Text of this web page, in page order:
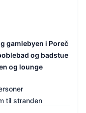
gamlebyen i Poreč
og badstue
og lounge
til stranden